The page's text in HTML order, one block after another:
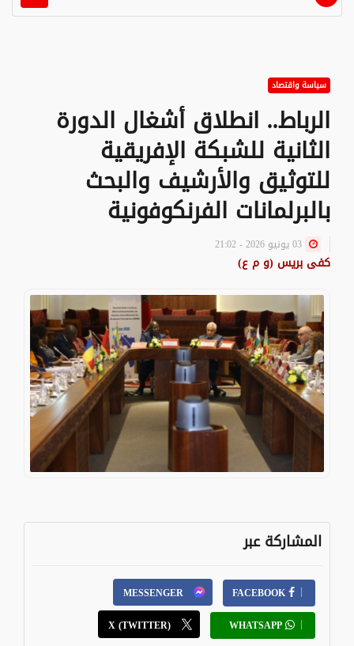
سياسة واقتصاد
الرباط.. انطلاق أشغال الدورة
الثانية للشبكة الإفريقية
للتوثيق والأرشيف والبحث
بالبرلمانات الفرنكوفونية
كفى بريس (و م ع)
المشاركة عبر
FACEBOOK
MESSENGER
WHATSAPP
X (TWITTER)